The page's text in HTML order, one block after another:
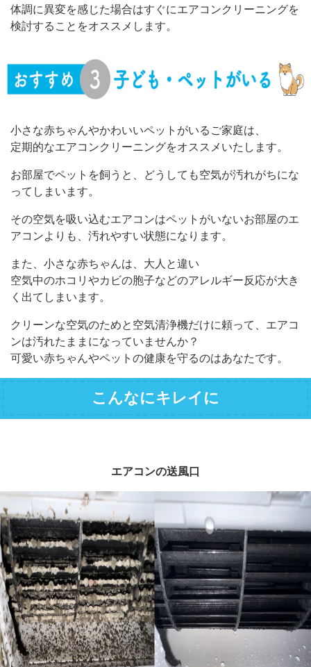
体調に異変を感じた場合はすぐにエアコンクリーニングを
検討することをオススメします。
小さな赤ちゃんやかわいいペットがいるご家庭は、
定期的なエアコンクリーニングをオススメいたします。
お部屋でペットを飼うと、どうしても空気が汚れがちにな
ってしまいます。
その空気を吸い込むエアコンはペットがいないお部屋のエ
アコンよりも、汚れやすい状態になります。
また、小さな赤ちゃんは、大人と違い
空気中のホコリやカビの胞子などのアレルギー反応が大き
く出てしまいます。
クリーンな空気のためと空気清浄機だけに頼って、エアコ
ンは汚れたままになっていませんか？
可愛い赤ちゃんやペットの健康を守るのはあなたです。
こんなにキレイに
エアコンの送風口